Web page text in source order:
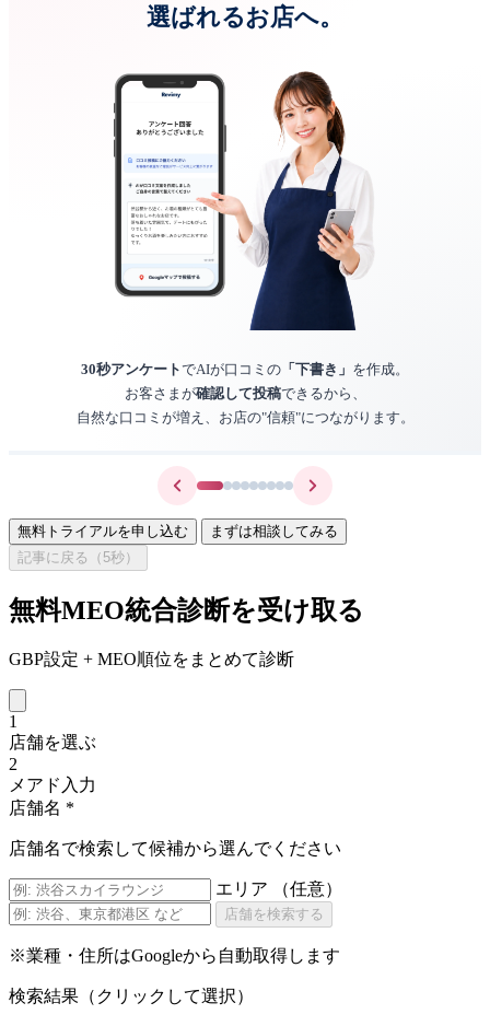
選ばれるお店へ。
30秒アンケートでAIが口コミの 「下書き」 を作成。
お客さまが確認して投稿できるから、
自然な口コミが増え、お店の"信頼"につながります。
無料トライアルを申し込む
まずは相談してみる
記事に戻る（ 5秒）
無料MEO統合診断を受け取る
GBP設定 + MEO順位をまとめて診断
1
店舗を選ぶ
2
メアド入力
店舗名 *
店舗名で検索して候補から選んでください
エリア （任意）
店舗を検索する
※業種・住所はGoogleから自動取得します
検索結果（クリックして選択）